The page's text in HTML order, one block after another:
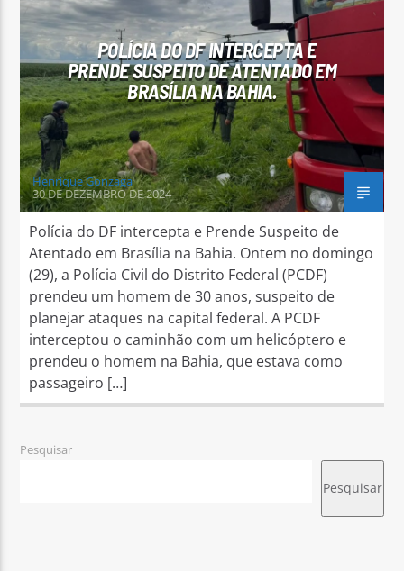
Arara Azul FM
POLÍCIA DO DF INTERCEPTA E
PRENDE SUSPEITO DE ATENTADO EM
BRASÍLIA NA BAHIA.
Henrique Gonzaga
30 DE DEZEMBRO DE 2024
Polícia do DF intercepta e Prende Suspeito de
Atentado em Brasília na Bahia. Ontem no domingo
(29), a Polícia Civil do Distrito Federal (PCDF)
prendeu um homem de 30 anos, suspeito de
planejar ataques na capital federal. A PCDF
interceptou o caminhão com um helicóptero e
prendeu o homem na Bahia, que estava como
passageiro […]
Pesquisar
Pesquisar